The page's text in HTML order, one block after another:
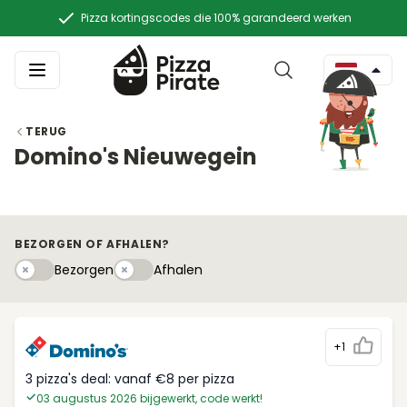
Pizza kortingscodes die 100% garandeerd werken
TERUG
Domino's Nieuwegein
BEZORGEN OF AFHALEN?
BezorgenBezorgenAfhalenyAfhalen
+1
3 pizza's deal: vanaf €8 per pizza
03 augustus 2026 bijgewerkt, code werkt!